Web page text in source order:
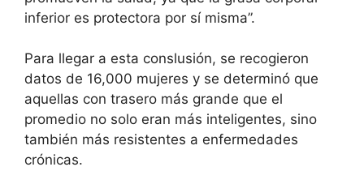
inferior es protectora por sí misma”.
Para llegar a esta conslusión, se recogieron
datos de 16,000 mujeres y se determinó que
aquellas con trasero más grande que el
promedio no solo eran más inteligentes, sino
también más resistentes a enfermedades
crónicas.